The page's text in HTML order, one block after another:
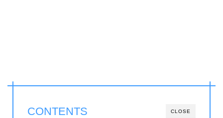
CLOSE
CONTENTS